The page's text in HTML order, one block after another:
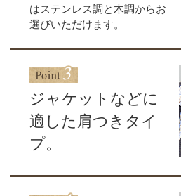
はステンレス調と木調からお
選びいただけます。
ジャケットなどに
適した肩つきタイ
プ。